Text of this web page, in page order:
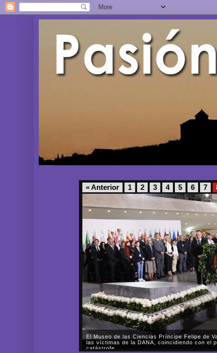
« Anterior 1 2 3 4 5 6 7
El Museo de las Ciencias Príncipe Felipe de
las víctimas de la DANA, coincidiendo con el
catástrofe